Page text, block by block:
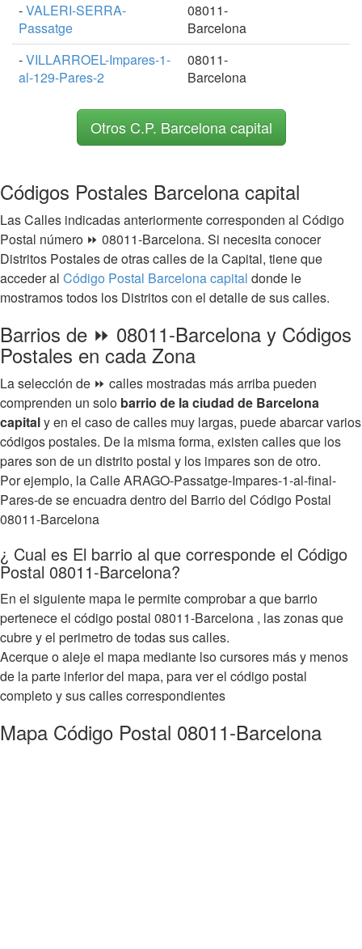
-VALERI-SERRA-
Passatge
08011-
Barcelona
-VILLARROEL-Impares-1-
al-129-Pares-2
08011-
Barcelona
Otros C.P. Barcelona capital
Códigos Postales Barcelona capital
Las Calles indicadas anteriormente corresponden al Código
Postal número ⏩ 08011-Barcelona. Si necesita conocer
Distritos Postales de otras calles de la Capital, tiene que
acceder al Código Postal Barcelona capital donde le
mostramos todos los Distritos con el detalle de sus calles.
Barrios de ⏩ 08011-Barcelona y Códigos
Postales en cada Zona
La selección de ⏩ calles mostradas más arriba pueden
comprenden un solo barrio de la ciudad de Barcelona
capitaly en el caso de calles muy largas, puede abarcar varios
códigos postales. De la misma forma, existen calles que los
pares son de un distrito postal y los impares son de otro.
Por ejemplo, la Calle ARAGO-Passatge-Impares-1-al-final-
Pares-de se encuadra dentro del Barrio del Código Postal
08011-Barcelona
¿ Cual es El barrio al que corresponde el Código
Postal 08011-Barcelona?
En el siguiente mapa le permite comprobar a que barrio
pertenece el código postal 08011-Barcelona , las zonas que
cubre y el perimetro de todas sus calles.
Acerque o aleje el mapa mediante lso cursores más y menos
de la parte inferior del mapa, para ver el código postal
completo y sus calles correspondientes
Mapa Código Postal 08011-Barcelona